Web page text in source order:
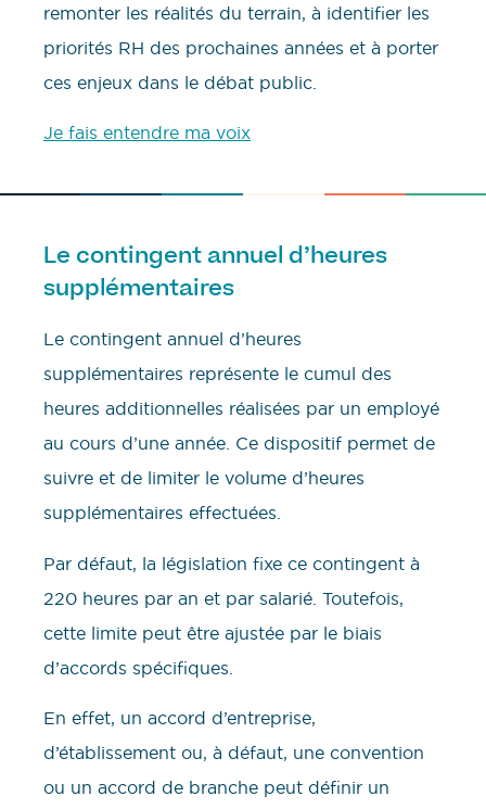
remonter les réalités du terrain, à identifier les
priorités RH des prochaines années et à porter
ces enjeux dans le débat public.
Je fais entendre ma voix
Le contingent annuel d’heures
supplémentaires
Le contingent annuel d’heures
supplémentaires représente le cumul des
heures additionnelles réalisées par un employé
au cours d’une année. Ce dispositif permet de
suivre et de limiter le volume d’heures
supplémentaires effectuées.
Par défaut, la législation fixe ce contingent à
220 heures par an et par salarié. Toutefois,
cette limite peut être ajustée par le biais
d’accords spécifiques.
En effet, un accord d’entreprise,
d’établissement ou, à défaut, une convention
ou un accord de branche peut définir un